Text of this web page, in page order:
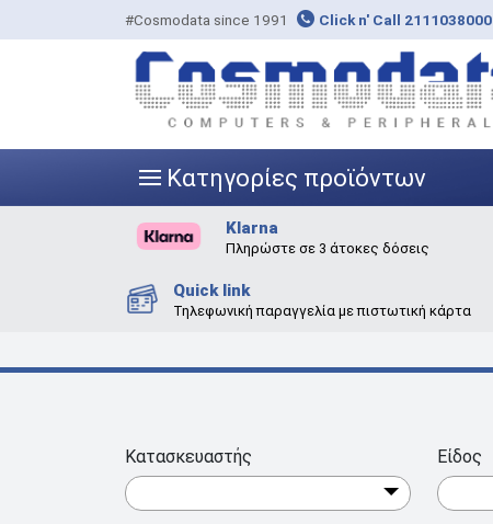
#Cosmodata since 1991 Click n' Call 2111038000
||| Κατηγορίες προϊόντων
Klarna
Πληρώστε σε 3 άτοκες δόσεις
Quick link
Τηλεφωνική παραγγελία με πιστωτική κάρτα
Κατασκευαστής Είδος